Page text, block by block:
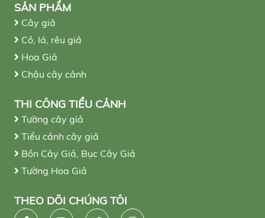
SẢN PHẨM
Cây giả
Cỏ, lá, rêu giả
Hoa Giả
Chậu cây cảnh
THI CÔNG TIỂU CẢNH
Tường cây giả
Tiểu cảnh cây giả
Bồn Cây Giả, Bục Cây Giả
Tường Hoa Giả
THEO DÕI CHÚNG TÔI